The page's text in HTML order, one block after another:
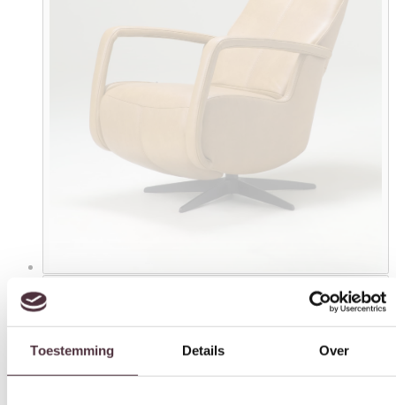
Toestemming Details Over